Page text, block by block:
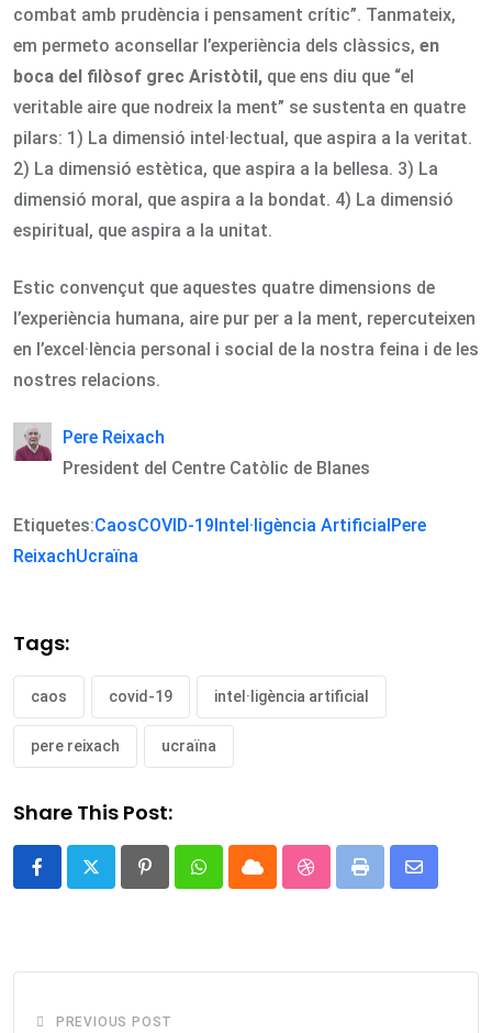
combat amb prudència i pensament crític”. Tanmateix,
em permeto aconsellar l’experiència dels clàssics, en
boca del filòsof grec Aristòtil, que ens diu que “el
veritable aire que nodreix la ment” se sustenta en quatre
pilars: 1) La dimensió intel·lectual, que aspira a la veritat.
2) La dimensió estètica, que aspira a la bellesa. 3) La
dimensió moral, que aspira a la bondat. 4) La dimensió
espiritual, que aspira a la unitat.
Estic convençut que aquestes quatre dimensions de
l’experiència humana, aire pur per a la ment, repercuteixen
en l’excel·lència personal i social de la nostra feina i de les
nostres relacions.
Pere Reixach
President del Centre Catòlic de Blanes
Etiquetes:CaosCOVID-19Intel·ligència ArtificialPere
ReixachUcraïna
Tags:
caos covid-19 intel·ligència artificial
pere reixach ucraïna
Share This Post:
PinterestWhatsappCloud StumbleUpon
Print
Share
PREVIOUS POST